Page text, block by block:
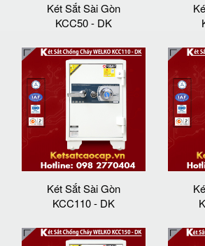
Két Sắt Sài Gòn
KCC50 - DK
Két Sắt Sài Gòn
KCC110 - DK